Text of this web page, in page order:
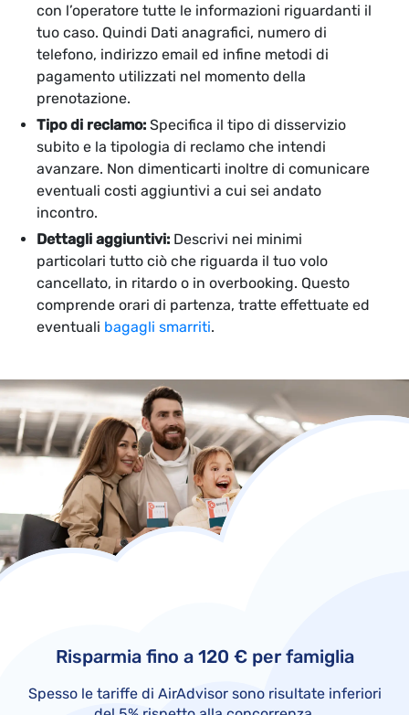
con l’operatore tutte le informazioni riguardanti il
tuo caso. Quindi Dati anagrafici, numero di
telefono, indirizzo email ed infine metodi di
pagamento utilizzati nel momento della
prenotazione.
Tipo di reclamo: Specifica il tipo di disservizio
subito e la tipologia di reclamo che intendi
avanzare. Non dimenticarti inoltre di comunicare
eventuali costi aggiuntivi a cui sei andato
incontro.
Dettagli aggiuntivi: Descrivi nei minimi
particolari tutto ciò che riguarda il tuo volo
cancellato, in ritardo o in overbooking. Questo
comprende orari di partenza, tratte effettuate ed
eventuali bagagli smarriti.
Risparmia fino a 120 € per famiglia
Spesso le tariffe di AirAdvisor sono risultate inferiori